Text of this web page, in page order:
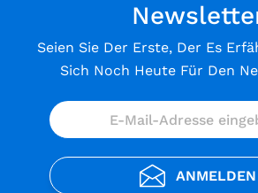
Seien Sie Der Erste, Der Es
Sich Noch Heute Für Den
ANMELDEN